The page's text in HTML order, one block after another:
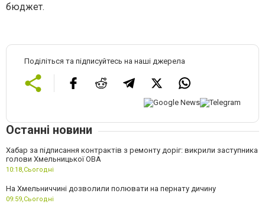
бюджет.
Поділіться та підписуйтесь на наші джерела
Останні новини
Хабар за підписання контрактів з ремонту доріг: викрили заступника
голови Хмельницької ОВА
10:18,Сьогодні
На Хмельниччині дозволили полювати на пернату дичину
09:59,Сьогодні